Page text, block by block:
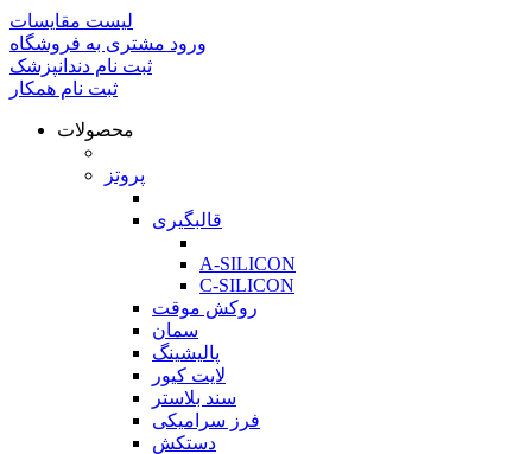
لیست مقایسات
ورود مشتری به فروشگاه
ثبت نام دندانپزشک
ثبت نام همکار
محصولات
پروتز
قالبگیری
A-SILICON
C-SILICON
روکش موقت
سمان
پالیشینگ
لایت کیور
سند بلاستر
فرز سرامیکی
دستکش